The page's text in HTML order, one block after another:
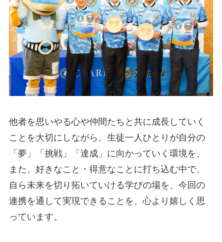
他者を思いやる心や仲間たちと共に成長していく
ことを大切にしながら、生徒一人ひとりが自分の
「夢」「挑戦」「達成」に向かっていく環境を、
また、好きなこと・得意なことに打ち込む中で、
自ら未来を切り拓いていける学びの場を、今回の
連携を通して実現できることを、心より嬉しく思
っています。